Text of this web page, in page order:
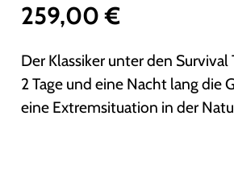
259,00€
Der Klassiker unter den Survival
2 Tage und eine Nacht lang die
eine Extremsituation in der